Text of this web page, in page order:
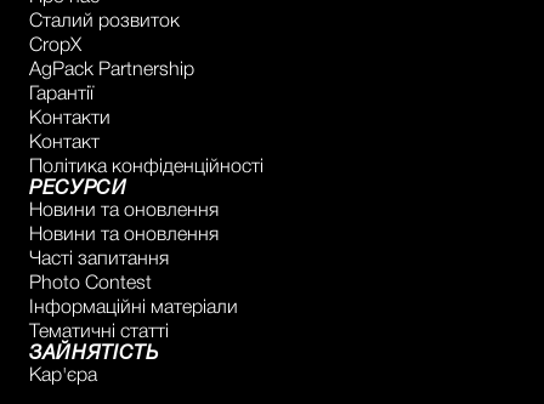
Сталий розвиток
CropX
AgPack Partnership
Гарантії
Контакти
Контакт
Політика конфіденційності
РЕСУРСИ
Новини та оновлення
Новини та оновлення
Часті запитання
Photo Contest
Інформаційні матеріали
Тематичні статті
ЗАЙНЯТІСТЬ
Кар'єра